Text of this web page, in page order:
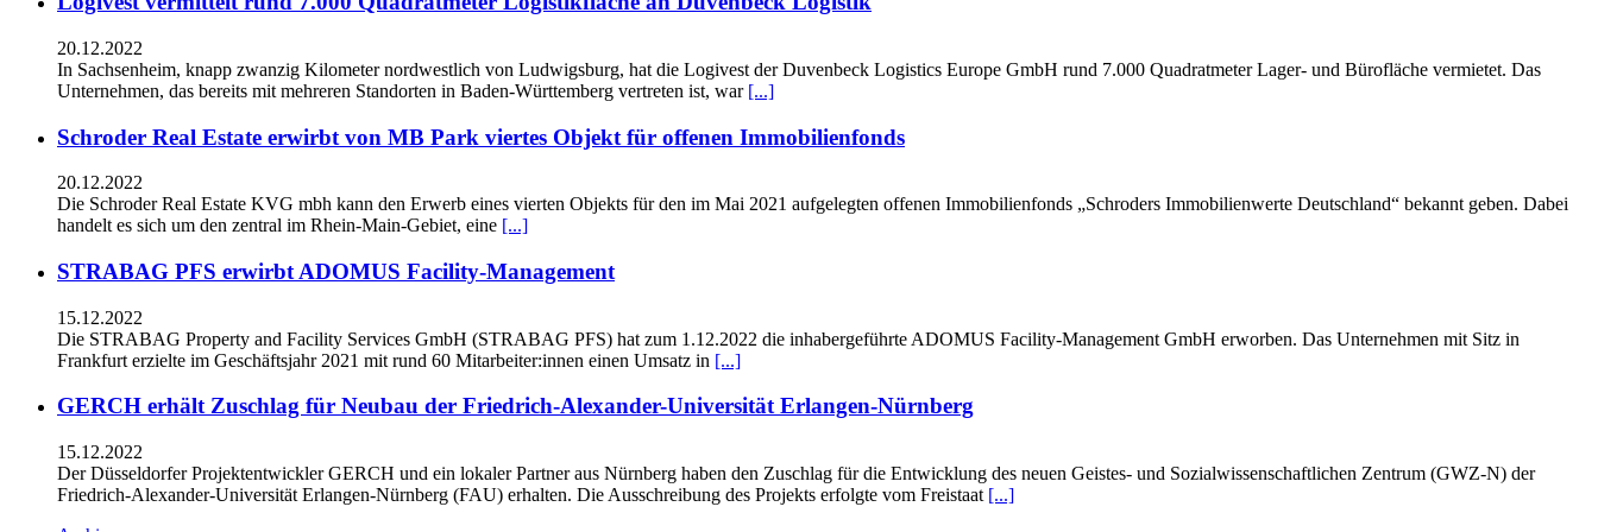
20.12.2022
In Sachsenheim, knapp zwanzig Kilometer nordwestlich von Ludwigsburg, hat die Logivest der Duvenbeck Logistics Europe GmbH rund 7.000 Quadratmeter Lager- und Bürofläche vermietet. Das
Unternehmen, das bereits mit mehreren Standorten in Baden-Württemberg vertreten ist, war [...]
Schroder Real Estate erwirbt von MB Park viertes Objekt für offenen Immobilienfonds
20.12.2022
Die Schroder Real Estate KVG mbh kann den Erwerb eines vierten Objekts für den im Mai 2021 aufgelegten offenen Immobilienfonds „Schroders Immobilienwerte Deutschland“ bekannt geben. Dabei
handelt es sich um den zentral im Rhein-Main-Gebiet, eine [...]
STRABAG PFS erwirbt ADOMUS Facility-Management
15.12.2022
Die STRABAG Property and Facility Services GmbH (STRABAG PFS) hat zum 1.12.2022 die inhabergeführte ADOMUS Facility-Management GmbH erworben. Das Unternehmen mit Sitz in
Frankfurt erzielte im Geschäftsjahr 2021 mit rund 60 Mitarbeiter:innen einen Umsatz in [...]
GERCH erhält Zuschlag für Neubau der Friedrich-Alexander-Universität Erlangen-Nürnberg
15.12.2022
Der Düsseldorfer Projektentwickler GERCH und ein lokaler Partner aus Nürnberg haben den Zuschlag für die Entwicklung des neuen Geistes- und Sozialwissenschaftlichen Zentrum (GWZ-N) der
Friedrich-Alexander-Universität Erlangen-Nürnberg (FAU) erhalten. Die Ausschreibung des Projekts erfolgte vom Freistaat [...]